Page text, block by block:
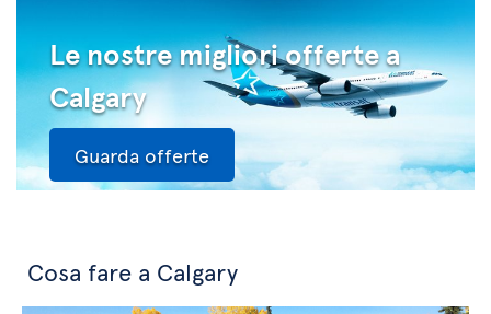
Le nostre migliori offerte a
Calgary
Guarda offerte
Cosa fare a Calgary